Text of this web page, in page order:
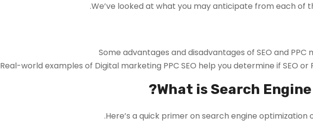
We’ve looked at what you may anticipate from each of
Some advantages and disadvantages of SEO and
Real-world examples of Digital marketing PPC SEO help you determine if SEO or
What is Search Engine
Here’s a quick primer on search engine optimization